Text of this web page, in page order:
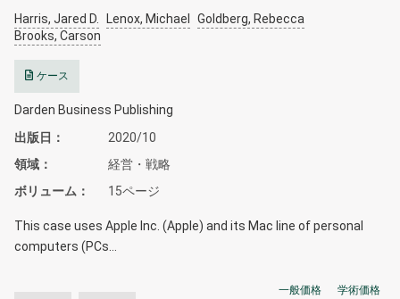
Harris, Jared D. Lenox, Michael
Goldberg, Rebecca
Brooks, Carson
ケース
Darden Business Publishing
出版日
2020/10
領域
経営・戦略
ボリューム
15ページ
This case uses Apple Inc. (Apple) and its Mac line of personal
computers (PCs…